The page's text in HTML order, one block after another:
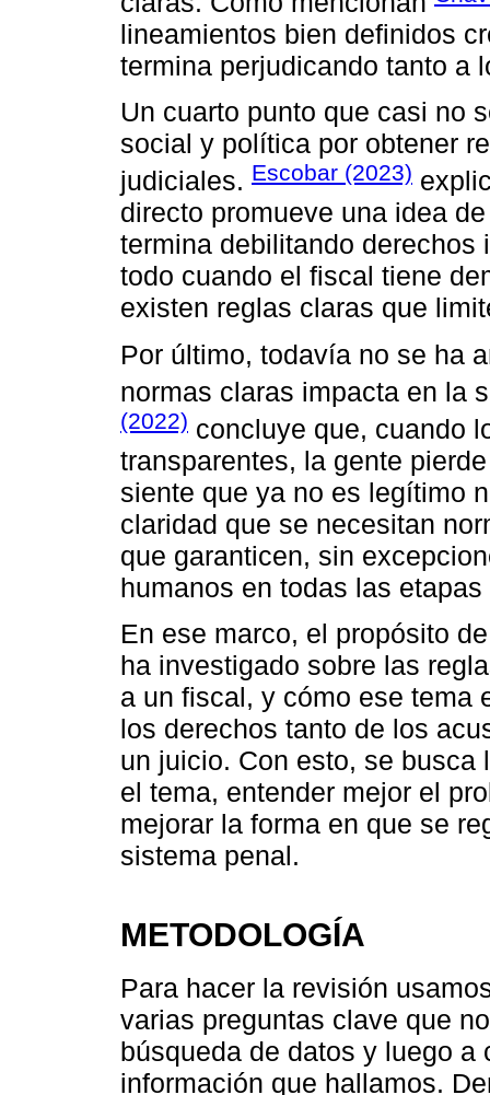
lineamientos bien definidos
termina perjudicando tanto a
Un cuarto punto que casi no
social y política por obtener
judiciales. Escobar (2023)
directo promueve una idea
termina debilitando derechos
todo cuando el fiscal tiene
existen reglas claras que
Por último, todavía no se ha
normas claras impacta en la
(2022) concluye que, cuando
transparentes, la gente
siente que ya no es legítimo
claridad que se necesitan
que garanticen, sin
humanos en todas las
En ese marco, el propósito
ha investigado sobre las
a un fiscal, y cómo ese tema
los derechos tanto de los
un juicio. Con esto, se
el tema, entender mejor el
mejorar la forma en que se
sistema penal.
METODOLOGÍA
Para hacer la revisión
varias preguntas clave que
búsqueda de datos y luego
información que hallamos.